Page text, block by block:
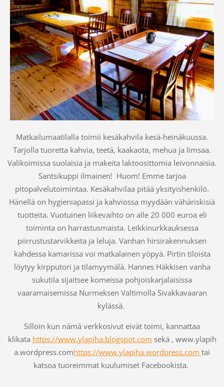
Matkailumaatilalla toimii kesäkahvila kesä-heinäkuussa.
Tarjolla tuoretta kahvia, teetä, kaakaota, mehua ja limsaa.
Valikoimissa suolaisia ja makeita laktoosittomia leivonnaisia.
Santsikuppi ilmainen! Huom! Emme tarjoa
pitopalvelutoimintaa. Kesäkahvilaa pitää yksityishenkilö.
Hänellä on hygieniapassi ja kahviossa myydään vähäriskisiä
tuotteita. Vuotuinen liikevaihto on alle 20 000 euroa eli
toiminta on harrastusmaista. Leikkinurkkauksessa
piirrustustarvikkeita ja leluja. Vanhan hirsirakennuksen
kahdessa kamarissa voi matkalainen yöpyä. Pirtin tiloista
löytyy kirpputori ja tilamyymälä. Hannes Häkkisen vanha
sukutila sijaitsee komeissa pohjoiskarjalaisissa
vaaramaisemissa Nurmeksen Valtimolla Sivakkavaaran
kylässä.
Silloin kun nämä verkkosivut eivät toimi, kannattaa
klikata https://www.ylapiha.blogspot.com sekä , www.ylapih
a.wordpress.comhttps://www.ylapiha.wordpress.com tai
katsoa tuoreimmat kuulumiset Facebookista.